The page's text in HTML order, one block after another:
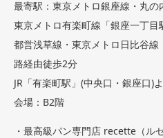
最寄駅：東京メトロ銀座線・丸の
東京メトロ有楽町線「銀座一丁
都営浅草線・東京メトロ日比谷
路経由徒歩2分
JR「有楽町駅」(中央口・銀座口)
会場：B2階
・最高級パン専門店 recette（ル